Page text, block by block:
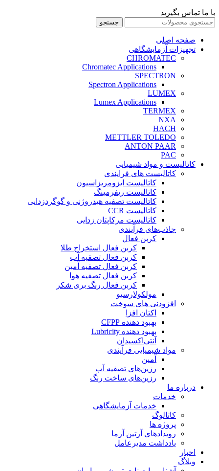
با ما تماس بگیرید
جستجو
صفحه اصلی
تجهیزات آزمایشگاهی
CHROMATEC
Chromatec Applications
SPECTRON
Spectron Applications
LUMEX
Lumex Applications
TERMEX
NXA
HACH
METTLER TOLEDO
ANTON PAAR
PAC
کاتالیست و مواد شیمیایی
کاتالیست های فرایندی
کاتالیست ایزومریزاسیون
کاتالیست ریفرمینگ
کاتالیست تصفیه هیدروژنی و گوگردزدایی
کاتالیست CCR
کاتالیست مرکاپتان زدایی
جاذب‌های فرآیندی
کربن فعال
کربن فعال استخراج طلا
کربن فعال تصفیه آب
کربن فعال تصفیه آمین
کربن فعال تصفیه هوا
کربن فعال رنگ بری شکر
مولکولارسیو
افزودنی های سوخت
اکتان افزا
بهبود دهنده CFPP
بهبود دهنده Lubricity
آنتی‌اکسیدان
مواد شیمیایی فرآیندی
آمین
رزین‌های تصفیه آب
رزین‌های ساخت رنگ
درباره ما
خدمات
خدمات آزمایشگاهی
کاتالوگ
پروژه ها
رویدادهای آرتین آزما
یادداشت مدیرعامل
اخبار
وبلاگ